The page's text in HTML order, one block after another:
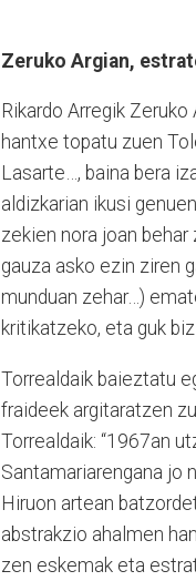
Zeruko Argian,
Rikardo Arregik
hantxe topatu zuen
Lasarte…, baina bera
aldizkarian ikusi
zekien nora joan
gauza asko ezin ziren
munduan zehar…)
kritikatzeko, eta guk
Torrealdaik baieztatu
fraideek argitaratzen
Torrealdaik: “1967an
Santamariarengana jo
Hiruon artean
abstrakzio ahalmen
zen eskemak eta